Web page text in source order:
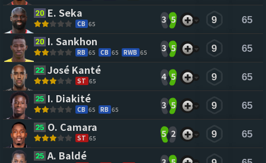
E. Seka
CB 65 3 5 9 65
I. Sankhon
RB 65 CB 65 RWB 65 3 5 9 65
José Kanté
ST 65 4 5 9 65
I. Diakité
CB 65 RB 65 3 5 9 65
O. Camara
ST 65 5 2 9 65
A. Baldé